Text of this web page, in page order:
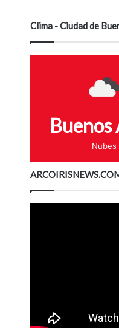
Clima - Ciudad de
Buenos
Nubes